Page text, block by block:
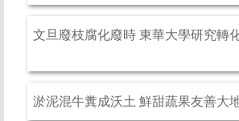
文旦廢枝腐化廢時 東華大學研究轉
淤泥混牛糞成沃土 鮮甜蔬果友善大